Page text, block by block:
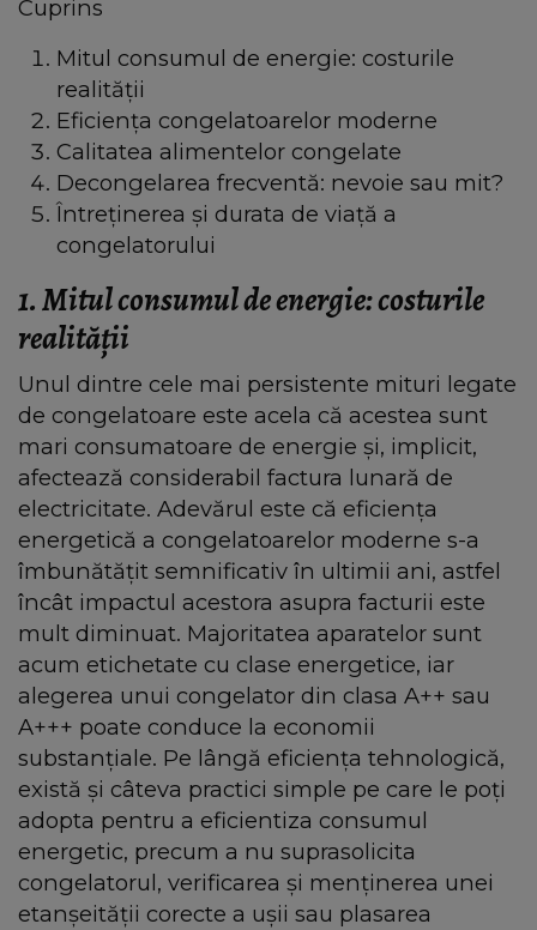
Cuprins
Mitul consumul de energie: costurile
realității
Eficiența congelatoarelor moderne
Calitatea alimentelor congelate
Decongelarea frecventă: nevoie sau mit?
Întreținerea și durata de viață a
congelatorului
1. Mitul consumul de energie: costurile
realității
Unul dintre cele mai persistente mituri legate
de congelatoare este acela că acestea sunt
mari consumatoare de energie și, implicit,
afectează considerabil factura lunară de
electricitate. Adevărul este că eficiența
energetică a congelatoarelor moderne s-a
îmbunătățit semnificativ în ultimii ani, astfel
încât impactul acestora asupra facturii este
mult diminuat. Majoritatea aparatelor sunt
acum etichetate cu clase energetice, iar
alegerea unui congelator din clasa A++ sau
A+++ poate conduce la economii
substanțiale. Pe lângă eficiența tehnologică,
există și câteva practici simple pe care le poți
adopta pentru a eficientiza consumul
energetic, precum a nu suprasolicita
congelatorul, verificarea și menținerea unei
etanșeității corecte a ușii sau plasarea